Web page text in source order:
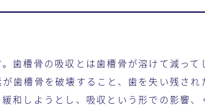
歯槽骨の吸収とは歯槽骨が溶けて減って
歯槽骨を破壊すること、歯を失い残され
和しようとし、吸収という形での影響、